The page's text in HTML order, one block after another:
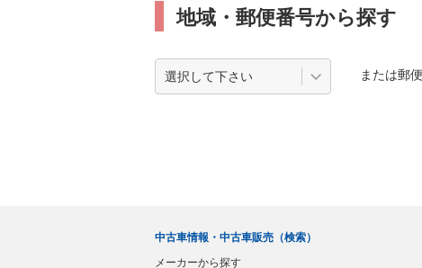
地域・郵便番号から探す
または郵
中古車情報・中古車販売（検索）
メーカーから探す